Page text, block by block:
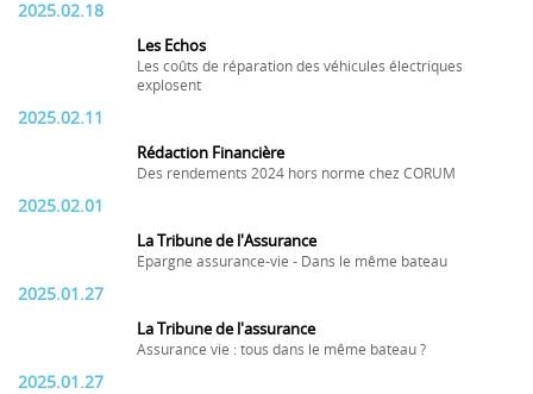
2025.02.18
Les Echos
Les coûts de réparation des véhicules électriques
explosent
2025.02.11
Rédaction Financière
Des rendements 2024 hors norme chez CORUM
2025.02.01
La Tribune de l'Assurance
Epargne assurance-vie - Dans le même bateau
2025.01.27
La Tribune de l'assurance
Assurance vie : tous dans le même bateau ?
2025.01.27